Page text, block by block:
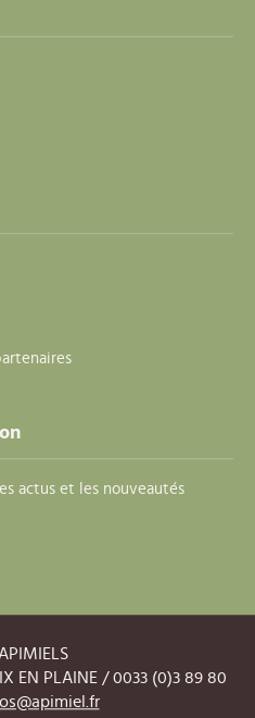
actus et les nouveautés
EN PLAINE / 0033 (0)3 89 80